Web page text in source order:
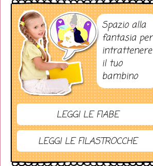
Spazio alla
fantasia per
intrattenere
il tuo
bambino
LEGGI LE FIABE
LEGGI LE FILASTROCCHE